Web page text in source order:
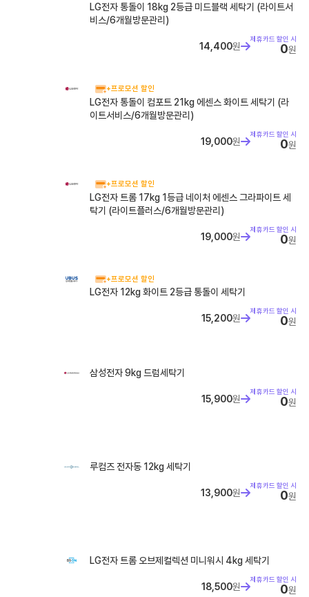
LG전자 통돌이 18kg 2등급 미드블랙 세탁기 (라이트서
비스/6개월방문관리)
14,400원
제휴카드 할인 시
0원
+프로모션 할인
LG전자 통돌이 컴포트 21kg 에센스 화이트 세탁기 (라
이트서비스/6개월방문관리)
19,000원
제휴카드 할인 시
0원
+프로모션 할인
LG전자 트롬 17kg 1등급 네이처 에센스 그라파이트 세
탁기 (라이트플러스/6개월방문관리)
19,000원
제휴카드 할인 시
0원
+프로모션 할인
LG전자 12kg 화이트 2등급 통돌이 세탁기
15,200원
제휴카드 할인 시
0원
삼성전자 9kg 드럼세탁기
15,900원
제휴카드 할인 시
0원
루컴즈 전자동 12kg 세탁기
13,900원
제휴카드 할인 시
0원
LG전자 트롬 오브제컬렉션 미니워시 4kg 세탁기
18,500원
제휴카드 할인 시
0원